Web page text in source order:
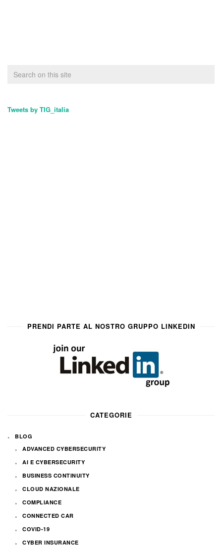
Tweets by TIG_italia
PRENDI PARTE AL NOSTRO GRUPPO LINKEDIN
CATEGORIE
BLOG
ADVANCED CYBERSECURITY
AI E CYBERSECURITY
BUSINESS CONTINUITY
CLOUD NAZIONALE
COMPLIANCE
CONNECTED CAR
COVID-19
CYBER INSURANCE